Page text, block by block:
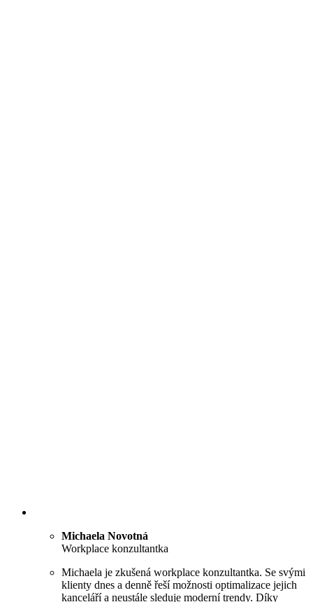
Michaela Novotná
Workplace konzultantka
Michaela je zkušená workplace konzultantka. Se svými
klienty dnes a denně řeší možnosti optimalizace jejich
kanceláří a neustále sleduje moderní trendy. Díky